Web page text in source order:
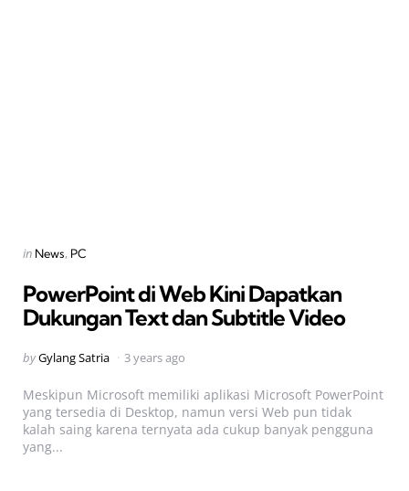
Categories
Posted
in News PC
PowerPoint di Web Kini Dapatkan
Dukungan Text dan Subtitle Video
Posted
byGylang Satria 3 years ago
Meskipun Microsoft memiliki aplikasi Microsoft PowerPoint
yang tersedia di Desktop, namun versi Web pun tidak
kalah saing karena ternyata ada cukup banyak pengguna
yang...